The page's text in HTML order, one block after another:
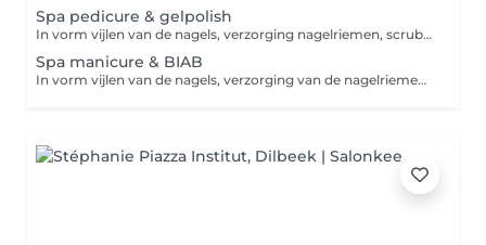
Spa pedicure & gelpolish
In vorm vijlen van de nagels, verzorging nagelriemen, scrub, hydraterend masker, massage & gelpolish.
Spa manicure & BIAB
In vorm vijlen van de nagels, verzorging van de nagelriemen, scrub, hydraterend masker, massage en BIAB-behandeling.